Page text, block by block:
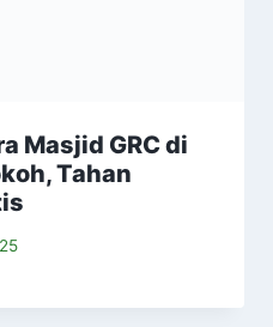
Masjid GRC di
Tahan